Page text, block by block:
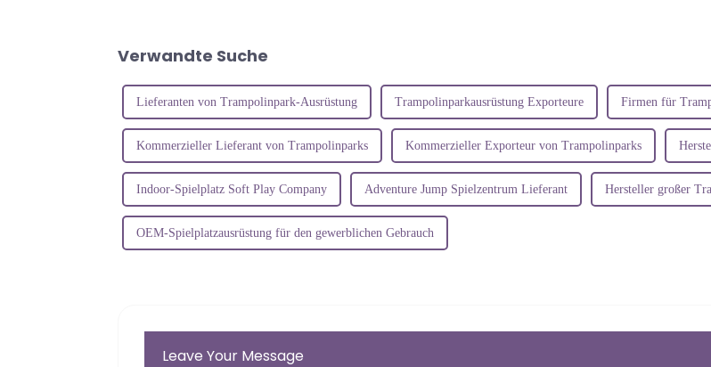
Verwandte Suche
Lieferanten von Trampolinpark-Ausrüstung Trampolinparkausrüstung Exporteure Firmen für
Kommerzieller Lieferant von Trampolinparks Kommerzieller Exporteur von Trampolinparks
Indoor-Spielplatz Soft Play Company Adventure Jump Spielzentrum Lieferant Hersteller großer
OEM-Spielplatzausrüstung für den gewerblichen Gebrauch
Leave Your Message